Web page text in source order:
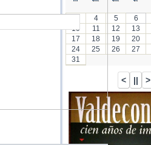
4 5 6
10
11 12 13
17
18 19 20
24
25 26 27
31